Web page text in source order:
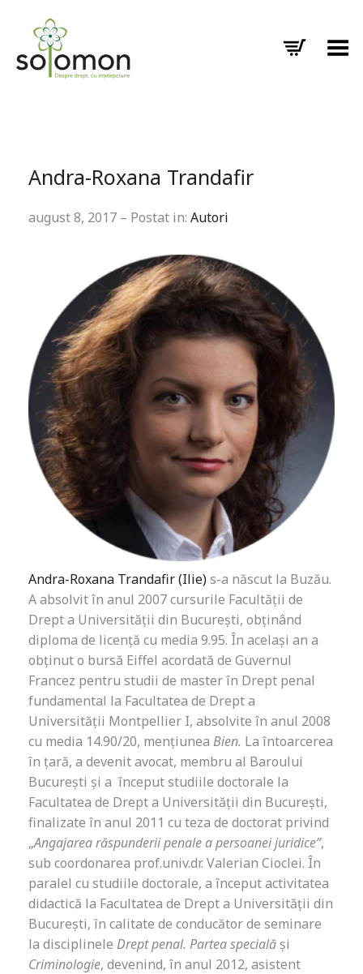
Toggle Menu
Andra-Roxana Trandafir
august 8, 2017 – Postat in: Autori
Andra-Roxana Trandafir (Ilie)s-a născut la Buzău.
A absolvit în anul 2007 cursurile Facultății de
Drept a Universității din București, obținând
diploma de licență cu media 9.95. În același an a
obținut o bursă Eiffel acordată de Guvernul
Francez pentru studii de master în Drept penal
fundamental la Facultatea de Drept a
Universității Montpellier I, absolvite în anul 2008
cu media 14.90/20, mențiunea Bien. La întoarcerea
în țară, a devenit avocat, membru al Baroului
București și a început studiile doctorale la
Facultatea de Drept a Universității din București,
finalizate în anul 2011 cu teza de doctorat privind
„Angajarea răspunderii penale a persoanei juridice”,
sub coordonarea prof.univ.dr. Valerian Cioclei. În
paralel cu studiile doctorale, a început activitatea
didactică la Facultatea de Drept a Universității din
București, în calitate de conducător de seminare
la disciplinele Drept penal. Partea specială și
Criminologie, devenind, în anul 2012, asistent